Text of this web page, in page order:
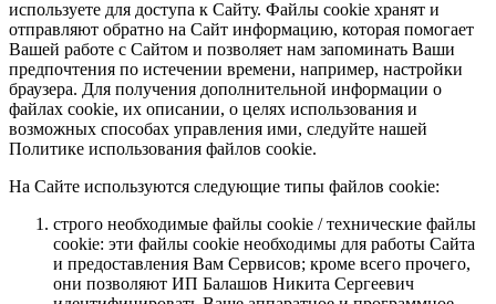
используете для доступа к Сайту. Файлы cookie хранят и
отправляют обратно на Сайт информацию, которая помогает
Вашей работе с Сайтом и позволяет нам запоминать Ваши
предпочтения по истечении времени, например, настройки
браузера. Для получения дополнительной информации о
файлах cookie, их описании, о целях использования и
возможных способах управления ими, следуйте нашей
Политике использования файлов cookie.
На Сайте используются следующие типы файлов cookie:
строго необходимые файлы cookie / технические файлы
cookie: эти файлы cookie необходимы для работы Сайта
и предоставления Вам Сервисов; кроме всего прочего,
они позволяют ИП Балашов Никита Сергеевич